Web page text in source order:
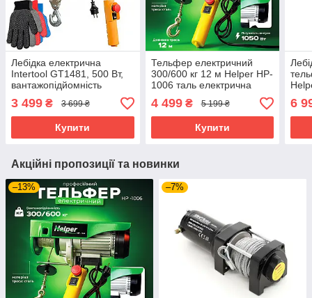
Лебідка електрична
Intertool GT1481, 500 Вт,
вантажопідйомність
мм*12м mst mst
3 499 ₴ 3 699 ₴
Купити
Тельфер електричний
300/600 кг 12 м Helper HP-
1006 таль електрична
канатна електротельфер
4 499₴ 5 199 ₴
Купити
6
Акційні пропозиції та новинки
–13% –7%